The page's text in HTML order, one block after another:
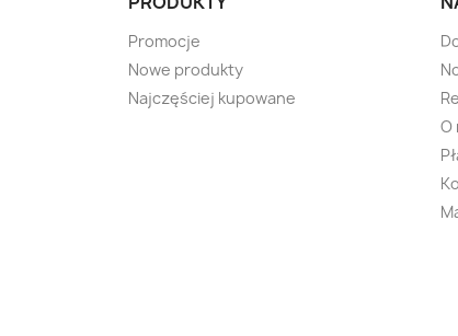
Promocje
Nowe produkty
Najczęściej kupowane
O